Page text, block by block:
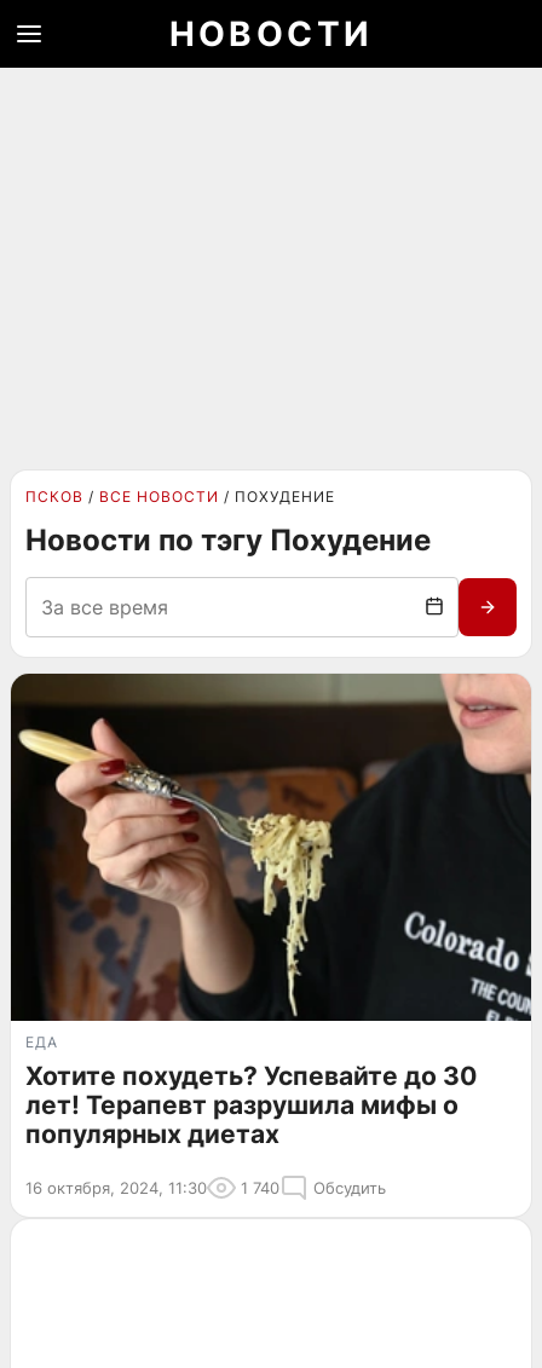
НОВОСТИ
ПСКОВ ВСЕ НОВОСТИ ПОХУДЕНИЕ
Новости по тэгу Похудение
ЕДА
Хотите похудеть? Успевайте до 30
лет! Терапевт разрушила мифы о
популярных диетах
16 октября, 2024, 11:30 1 740 Обсудить